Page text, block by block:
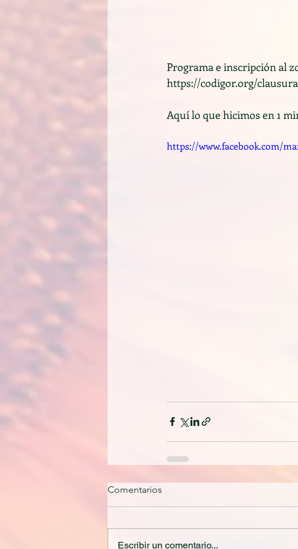
Programa e inscripción al
https://codigor.org/
Aquí lo que hicimos en 1
https://www.facebook.com/
Comentarios
Escribir un comentario...